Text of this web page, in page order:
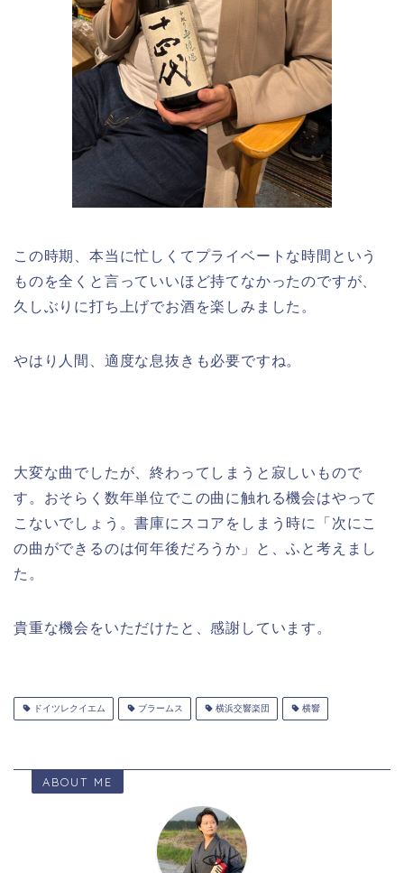
この時期、本当に忙しくてプライベートな時間という
ものを全くと言っていいほど持てなかったのですが、
久しぶりに打ち上げでお酒を楽しみました。
やはり人間、適度な息抜きも必要ですね。
大変な曲でしたが、終わってしまうと寂しいもので
す。おそらく数年単位でこの曲に触れる機会はやって
こないでしょう。書庫にスコアをしまう時に「次にこ
の曲ができるのは何年後だろうか」と、ふと考えまし
た。
貴重な機会をいただけたと、感謝しています。
ドイツレクイエム ブラームス 横浜交響楽団 横響
ABOUT ME